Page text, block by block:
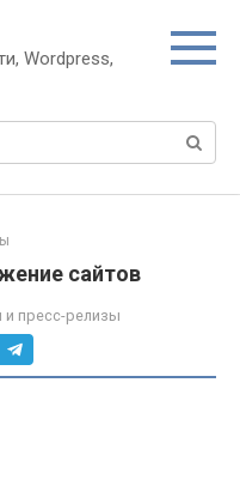
Wordpress,
сайтов
и пресс-релизы